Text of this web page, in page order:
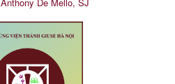
Anthony De Mello, SJ